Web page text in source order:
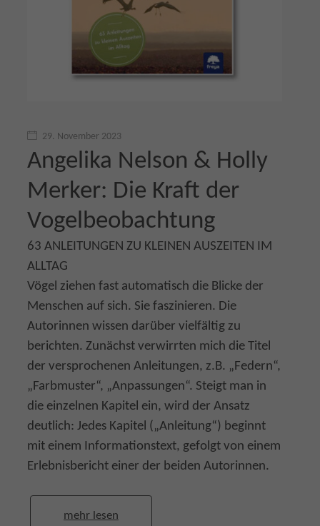
29. November 2023
Angelika Nelson & Holly
Merker: Die Kraft der
Vogelbeobachtung
63 ANLEITUNGEN ZU KLEINEN AUSZEITEN IM
ALLTAG
Vögel ziehen fast automatisch die Blicke der
Menschen auf sich. Sie faszinieren. Die
Autorinnen wissen darüber vielfältig zu
berichten. Zunächst verwirrten mich die Titel
der versprochenen Anleitungen, z.B. „Federn“,
„Farbmuster“, „Anpassungen“. Steigt man in
die einzelnen Kapitel ein, wird der Ansatz
deutlich: Jedes Kapitel („Anleitung“) beginnt
mit einem Informationstext, gefolgt von einem
Erlebnisbericht einer der beiden Autorinnen.
mehr lesen